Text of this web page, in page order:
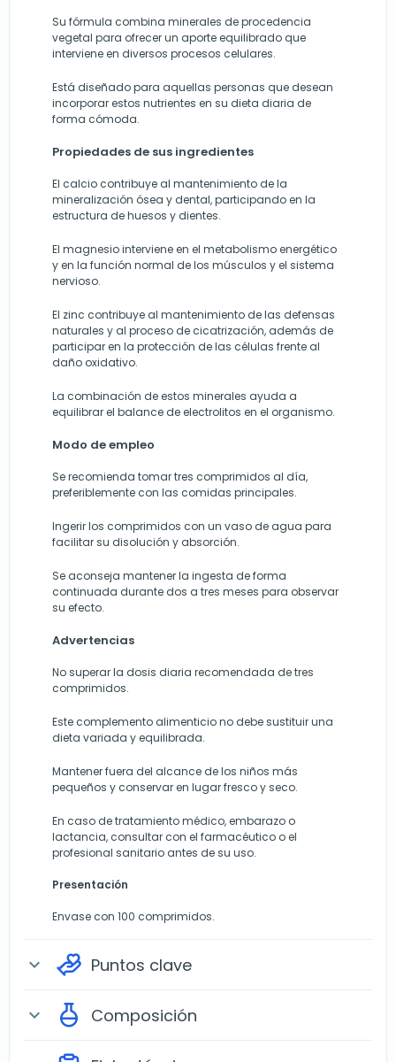
Su fórmula combina minerales de procedencia
vegetal para ofrecer un aporte equilibrado que
interviene en diversos procesos celulares.
Está diseñado para aquellas personas que desean
incorporar estos nutrientes en su dieta diaria de
forma cómoda.
Propiedades de sus ingredientes
El calcio contribuye al mantenimiento de la
mineralización ósea y dental, participando en la
estructura de huesos y dientes.
El magnesio interviene en el metabolismo energético
y en la función normal de los músculos y el sistema
nervioso.
El zinc contribuye al mantenimiento de las defensas
naturales y al proceso de cicatrización, además de
participar en la protección de las células frente al
daño oxidativo.
La combinación de estos minerales ayuda a
equilibrar el balance de electrolitos en el organismo.
Modo de empleo
Se recomienda tomar tres comprimidos al día,
preferiblemente con las comidas principales.
Ingerir los comprimidos con un vaso de agua para
facilitar su disolución y absorción.
Se aconseja mantener la ingesta de forma
continuada durante dos a tres meses para observar
su efecto.
Advertencias
No superar la dosis diaria recomendada de tres
comprimidos.
Este complemento alimenticio no debe sustituir una
dieta variada y equilibrada.
Mantener fuera del alcance de los niños más
pequeños y conservar en lugar fresco y seco.
En caso de tratamiento médico, embarazo o
lactancia, consultar con el farmacéutico o el
profesional sanitario antes de su uso.
Presentación
Envase con 100 comprimidos.
expand_more Puntos clave
expand_more Composición